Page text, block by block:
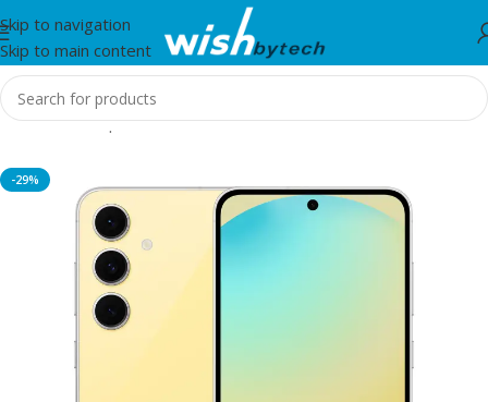
Skip to navigation
Skip to main content
Home/Smartphones
-29%